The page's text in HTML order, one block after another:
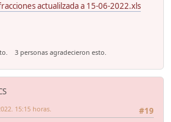
actualilzada a 15-06-2022.xls
3 personas agradecieron esto.
#19
15:15 horas.